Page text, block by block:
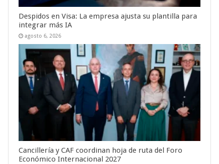
Despidos en Visa: La empresa ajusta su plantilla para
integrar más IA
agosto 6, 2026
Cancillería y CAF coordinan hoja de ruta del Foro
Económico Internacional 2027